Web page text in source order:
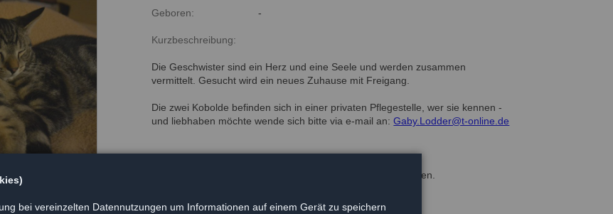
Geboren: -
Kurzbeschreibung:
Die Geschwister sind ein Herz und eine Seele und werden zusammen
vermittelt. Gesucht wird ein neues Zuhause mit Freigang.
Die zwei Kobolde befinden sich in einer privaten Pflegestelle, wer sie kennen -
und liebhaben möchte wende sich bitte via e-mail an:Gaby.Lodder@t-online.de
Update: die beiden Mäuse haben ein tolles Zuhause gefunden.
bei vereinzelten Datennutzungen um Informationen auf einem Gerät zu speichern